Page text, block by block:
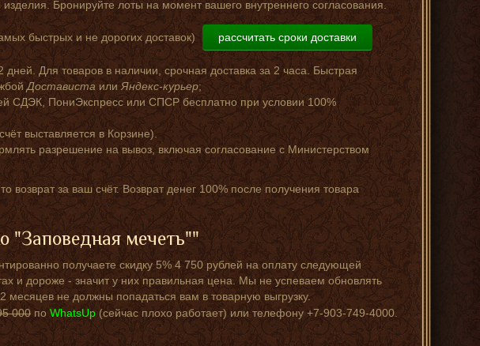
Бронируйте лоты на момент вашего внутреннего согласования.
быстрых и не дорогих доставок) рассчитать сроки доставки
Для товаров в наличии, срочная доставка за 2 часа. Быстрая
Достависта илиЯндекс-курьер;
СДЭК, ПониЭкспресс или СПСР бесплатно при условии 100%
выставляется в Корзине).
разрешение на вывоз, включая согласование с Министерством
за ваш счёт. Возврат денег 100% после получения товара
"Заповедная мечеть""
получаете скидку 5% 4 750 рублей на оплату следующей
и дороже - значит у них правильная цена. Мы не успеваем обновлять
не должны попадаться вам в товарную выгрузку.
000 поWhatsUp (сейчас плохо работает) или телефону +7-903-749-4000.